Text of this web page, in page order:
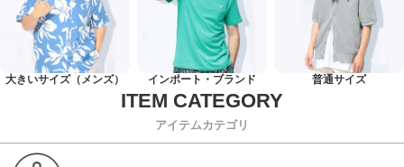
大きいサイズ（メンズ） インポート・ブランド 普通サイズ
アイテムカテゴリ